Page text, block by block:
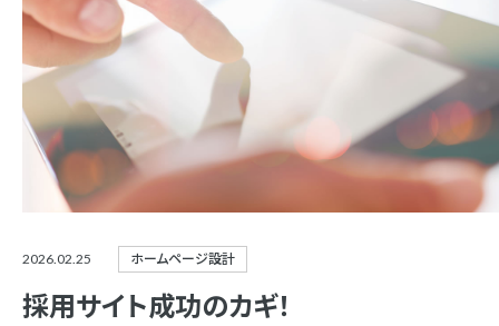
2026.02.25 ホームページ設計
採用サイト成功のカギ！